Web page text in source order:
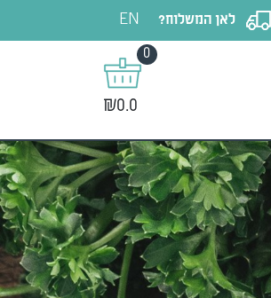
לאן המשלוח? EN
0
₪0.0